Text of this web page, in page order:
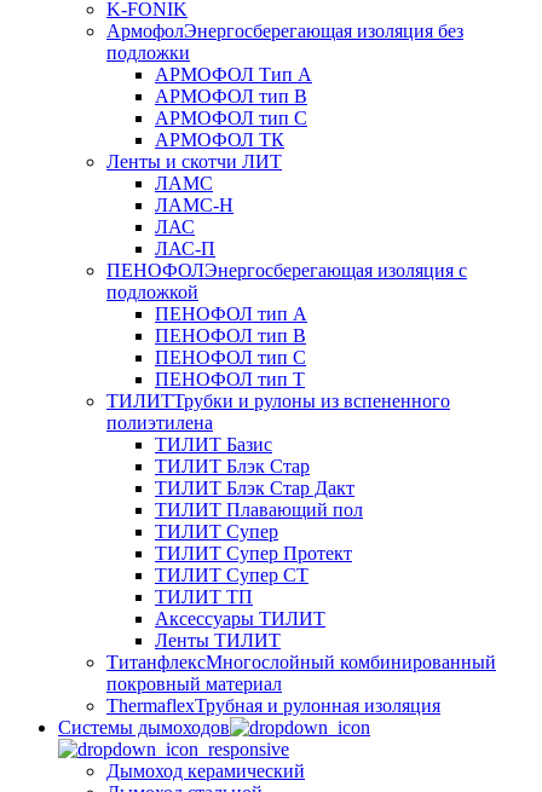
K-FONIK
АрмофолЭнергосберегающая изоляция без
подложки
АРМОФОЛ Тип А
АРМОФОЛ тип В
АРМОФОЛ тип C
АРМОФОЛ ТК
Ленты и скотчи ЛИТ
ЛАМС
ЛАМС-Н
ЛАС
ЛАС-П
ПЕНОФОЛЭнергосберегающая изоляция с
подложкой
ПЕНОФОЛ тип А
ПЕНОФОЛ тип B
ПЕНОФОЛ тип C
ПЕНОФОЛ тип T
ТИЛИТТрубки и рулоны из вспененного
полиэтилена
ТИЛИТ Базис
ТИЛИТ Блэк Стар
ТИЛИТ Блэк Стар Дакт
ТИЛИТ Плавающий пол
ТИЛИТ Супер
ТИЛИТ Супер Протект
ТИЛИТ Супер СТ
ТИЛИТ ТП
Аксессуары ТИЛИТ
Ленты ТИЛИТ
ТитанфлексМногослойный комбинированный
покровный материал
ThermaflexТрубная и рулонная изоляция
Cистемы дымоходов
Дымоход керамический